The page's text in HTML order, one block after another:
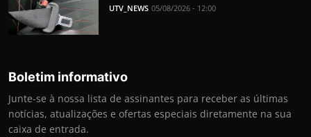
UTV_NEWS 05/08/2026 - 12:00
Boletim informativo
Junte-se à nossa lista de assinantes para receber as últimas
notícias, atualizações e ofertas especiais diretamente na sua
caixa de entrada.